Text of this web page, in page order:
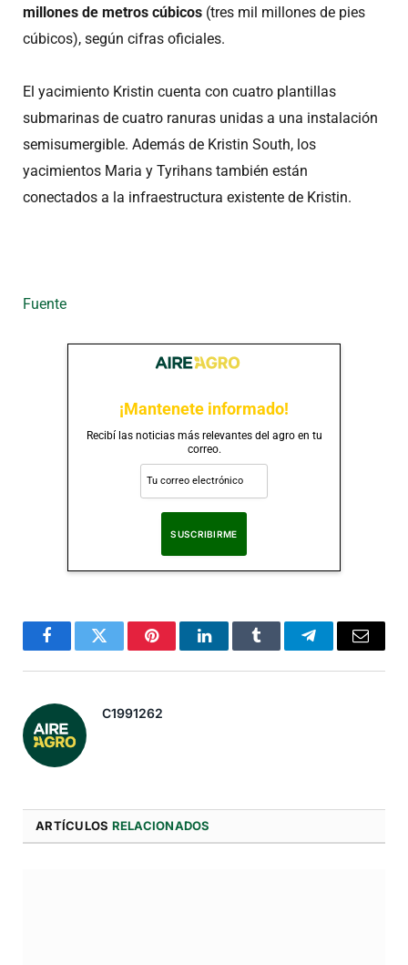
millones de metros cúbicos (tres mil millones de pies
cúbicos), según cifras oficiales.
El yacimiento Kristin cuenta con cuatro plantillas
submarinas de cuatro ranuras unidas a una instalación
semisumergible. Además de Kristin South, los
yacimientos Maria y Tyrihans también están
conectados a la infraestructura existente de Kristin.
Fuente
¡Mantenete informado!
Recibí las noticias más relevantes del agro en tu
correo.
FacebookTwitter PinterestLinkedInTumblr TelegramCorreo
C1991262
ARTÍCULOS RELACIONADOS